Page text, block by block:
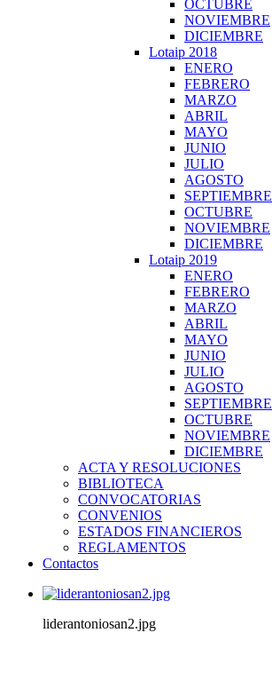
OCTUBRE
NOVIEMBRE
DICIEMBRE
Lotaip 2018
ENERO
FEBRERO
MARZO
ABRIL
MAYO
JUNIO
JULIO
AGOSTO
SEPTIEMBRE
OCTUBRE
NOVIEMBRE
DICIEMBRE
Lotaip 2019
ENERO
FEBRERO
MARZO
ABRIL
MAYO
JUNIO
JULIO
AGOSTO
SEPTIEMBRE
OCTUBRE
NOVIEMBRE
DICIEMBRE
ACTA Y RESOLUCIONES
BIBLIOTECA
CONVOCATORIAS
CONVENIOS
ESTADOS FINANCIEROS
REGLAMENTOS
Contactos
liderantoniosan2.jpg